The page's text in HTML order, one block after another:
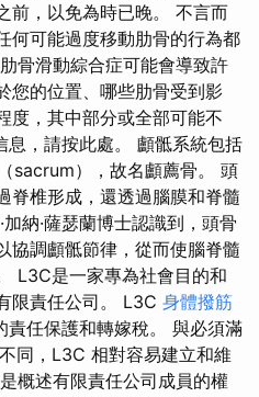
前，以免為時已晚。 不言而
何可能過度移動肋骨的行為都
骨滑動綜合症可能會導致許
您的位置、哪些肋骨受到影
度，其中部分或全部可能不
息，請按此處。 顱骶系統包括
sacrum），故名顱薦骨。 頭
脊椎形成，還透過腦膜和脊髓
納·薩瑟蘭博士認識到，頭骨
協調顱骶節律，從而使腦脊髓
L3C是一家專為社會目的和
限責任公司。 L3C 身體撥筋
責任保護和轉嫁稅。 與必須滿
同，L3C 相對容易建立和維
概述有限責任公司成員的權